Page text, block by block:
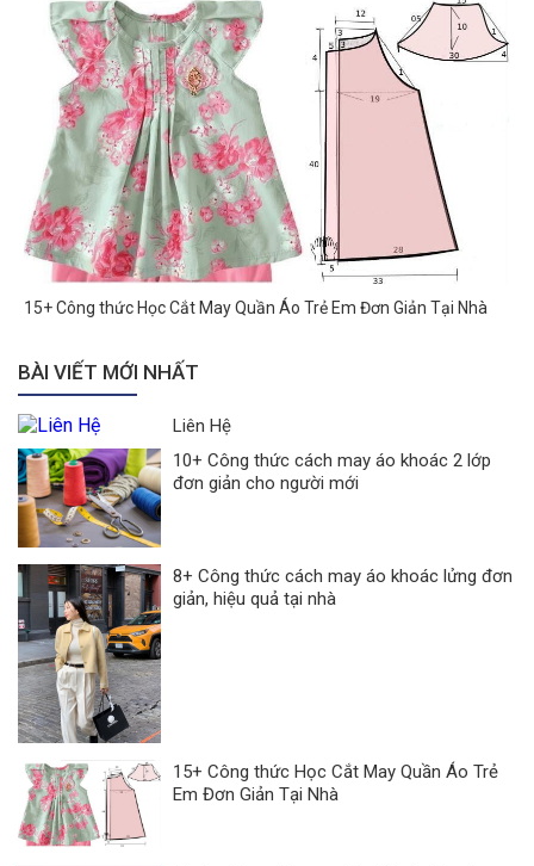
15+ Công thức Học Cắt May Quần Áo Trẻ Em Đơn Giản Tại Nhà
BÀI VIẾT MỚI NHẤT
Liên Hệ
10+ Công thức cách may áo khoác 2 lớp
đơn giản cho người mới
8+ Công thức cách may áo khoác lửng đơn
giản, hiệu quả tại nhà
15+ Công thức Học Cắt May Quần Áo Trẻ
Em Đơn Giản Tại Nhà